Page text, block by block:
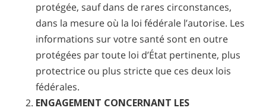
protégée, sauf dans de rares circonstances,
dans la mesure où la loi fédérale l’autorise. Les
informations sur votre santé sont en outre
protégées par toute loi d’État pertinente, plus
protectrice ou plus stricte que ces deux lois
fédérales.
ENGAGEMENT CONCERNANT LES